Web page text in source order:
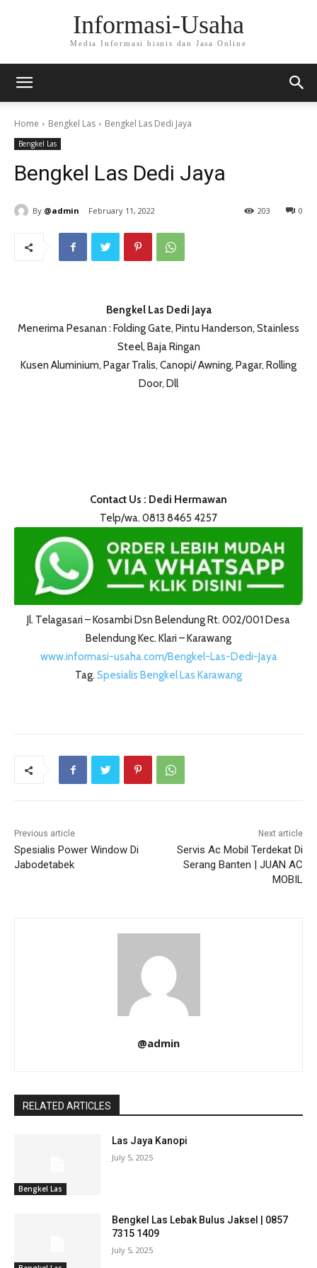
Informasi-Usaha
Media Informasi bisnis dan Jasa Online
Home Bengkel Las Bengkel Las Dedi Jaya
Bengkel Las
Bengkel Las Dedi Jaya
By @admin February 11, 2022 0
203
Bengkel Las Dedi Jaya
Menerima Pesanan : Folding Gate, Pintu Handerson, Stainless
Steel, Baja Ringan
Kusen Aluminium, Pagar Tralis, Canopi/ Awning, Pagar, Rolling
Door, Dll
Contact Us : Dedi Hermawan
Telp/wa. 0813 8465 4257
Jl. Telagasari – Kosambi Dsn Belendung Rt. 002/001 Desa
Belendung Kec. Klari – Karawang
www.informasi-usaha.com/Bengkel-Las-Dedi-Jaya
Tag. Spesialis Bengkel Las Karawang
Previous article
Spesialis Power Window Di
Jabodetabek
Next article
Servis Ac Mobil Terdekat Di
Serang Banten | JUAN AC
MOBIL
@admin
RELATED ARTICLES
Bengkel Las
Las Jaya Kanopi
July 5, 2025
Bengkel Las Lebak Bulus Jaksel | 0857
7315 1409
July 5, 2025